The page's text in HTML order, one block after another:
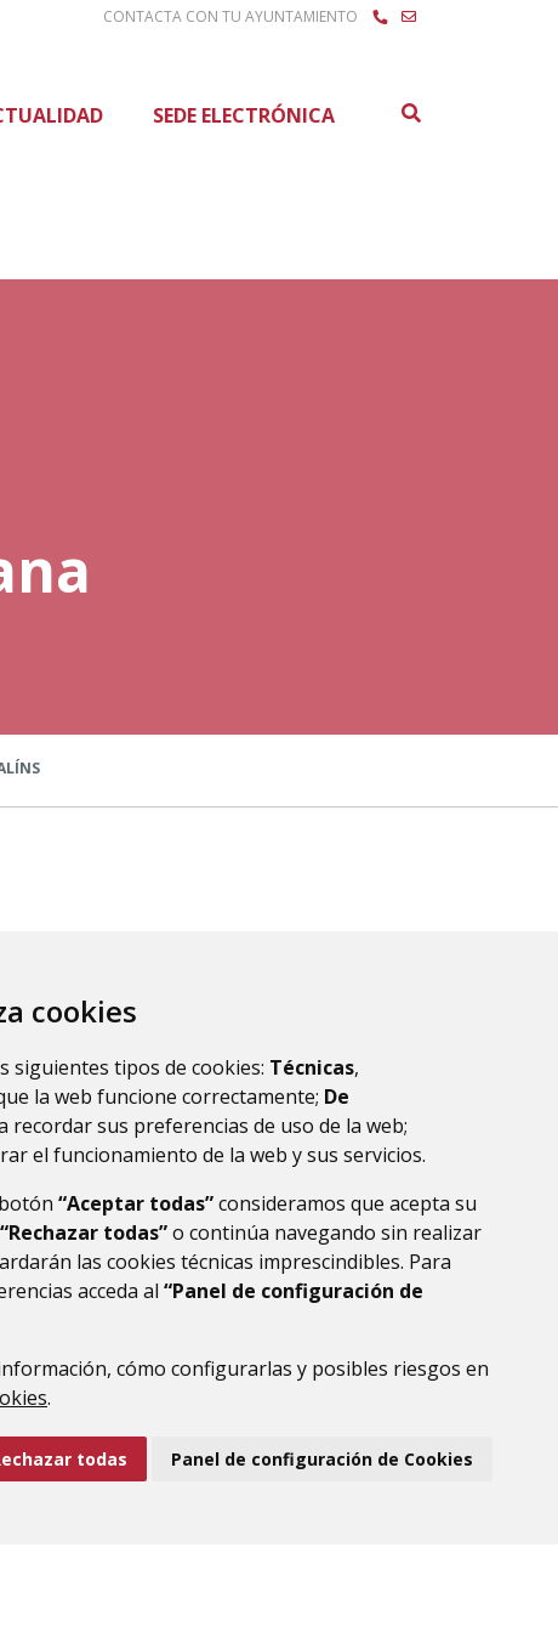
cookies
siguientes tipos de cookies: Técnicas,
la web funcione correctamente; De
recordar sus preferencias de uso de la web;
el funcionamiento de la web y sus servicios.
“Aceptar todas”consideramos que acepta su
“Rechazar todas”o continúa navegando sin realizar
las cookies técnicas imprescindibles. Para
acceda al “Panel de configuración de
cómo configurarlas y posibles riesgos en
.
todas Panel de configuración de Cookies
CONTACTA CON TU AYUNTAMIENTO
SEDE ELECTRÓNICA
DE DATOS